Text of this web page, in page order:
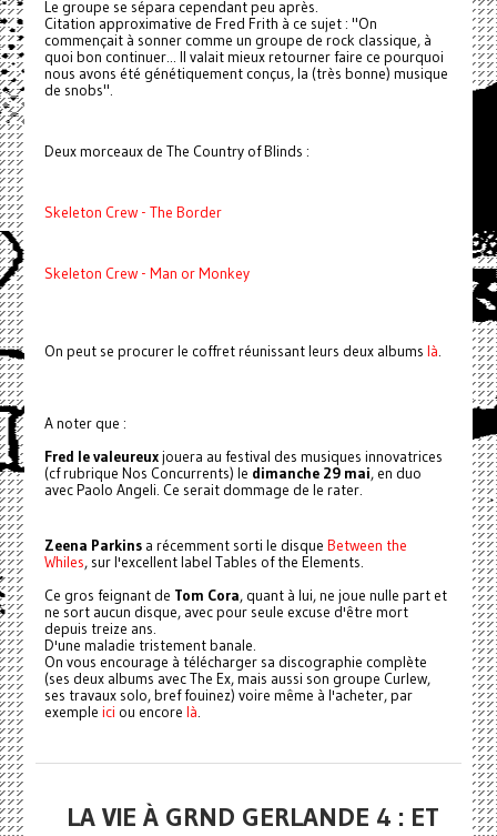
Le groupe se sépara cependant peu après.
Citation approximative de Fred Frith à ce sujet : "On
commençait à sonner comme un groupe de rock classique, à
quoi bon continuer... Il valait mieux retourner faire ce pourquoi
nous avons été génétiquement conçus, la (très bonne) musique
de snobs".
Deux morceaux de The Country of Blinds :
Skeleton Crew - The Border
Skeleton Crew - Man or Monkey
On peut se procurer le coffret réunissant leurs deux albums là.
A noter que :
Fred le valeureuxjouera au festival des musiques innovatrices
(cf rubrique Nos Concurrents) le dimanche 29 mai, en duo
avec Paolo Angeli. Ce serait dommage de le rater.
Zeena Parkinsa récemment sorti le disque Between the
Whiles, sur l'excellent label Tables of the Elements.
Ce gros feignant de Tom Cora, quant à lui, ne joue nulle part et
ne sort aucun disque, avec pour seule excuse d'être mort
depuis treize ans.
D'une maladie tristement banale.
On vous encourage à télécharger sa discographie complète
(ses deux albums avec The Ex, mais aussi son groupe Curlew,
ses travaux solo, bref fouinez) voire même à l'acheter, par
exemple ici ou encore là.
LA VIE À GRND GERLANDE 4 : ET